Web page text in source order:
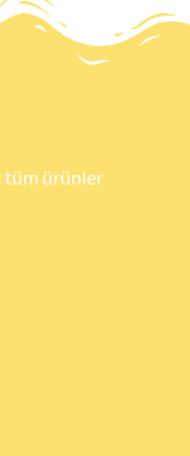
tüm ürünler